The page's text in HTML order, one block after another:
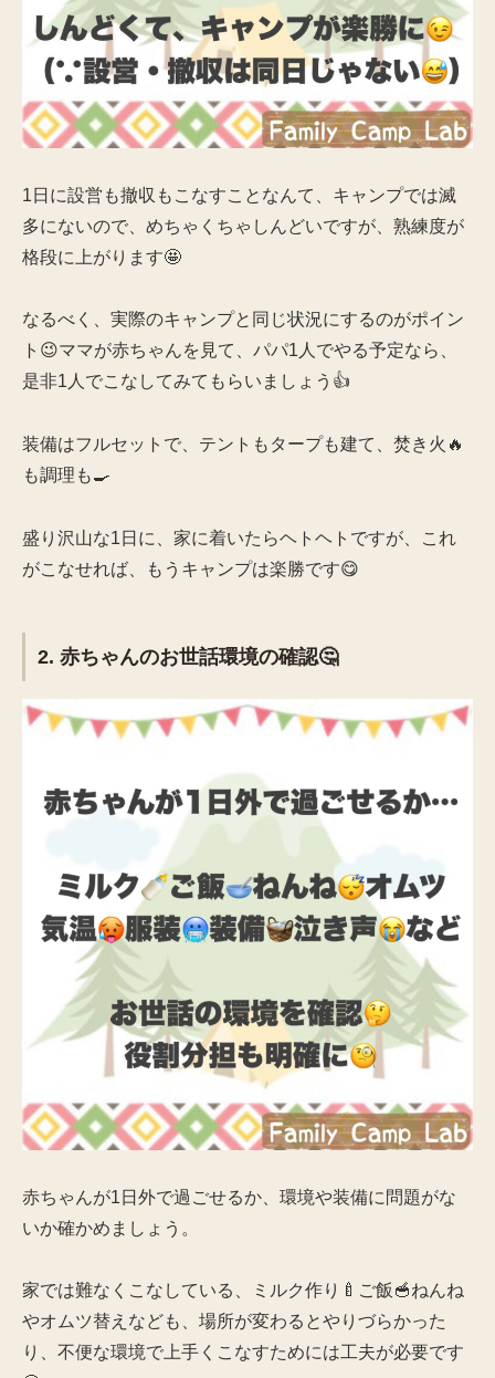
1日に設営も撤収もこなすことなんて、キャンプでは滅
多にないので、めちゃくちゃしんどいですが、熟練度が
格段に上がります🤩
なるべく、実際のキャンプと同じ状況にするのがポイン
ト😉ママが赤ちゃんを見て、パパ1人でやる予定なら、
是非1人でこなしてみてもらいましょう👍
装備はフルセットで、テントもタープも建て、焚き火🔥
も調理も🍳
盛り沢山な1日に、家に着いたらヘトヘトですが、これ
がこなせれば、もうキャンプは楽勝です😋
2. 赤ちゃんのお世話環境の確認🤔
赤ちゃんが1日外で過ごせるか、環境や装備に問題がな
いか確かめましょう。
家では難なくこなしている、ミルク作り🍼ご飯🥣ねんね
やオムツ替えなども、場所が変わるとやりづらかった
り、不便な環境で上手くこなすためには工夫が必要です